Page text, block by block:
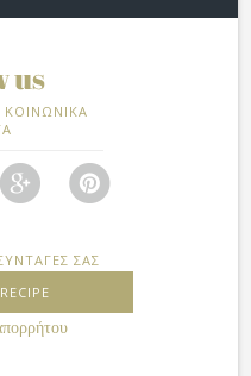
ΚΟΙΝΩΝΙΚΑ
ΣΑΣ